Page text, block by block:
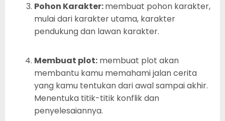
Pohon Karakter:membuat pohon karakter,
mulai dari karakter utama, karakter
pendukung dan lawan karakter.
Membuat plot: membuat plot akan
membantu kamu memahami jalan cerita
yang kamu tentukan dari awal sampai akhir.
Menentuka titik-titik konflik dan
penyelesaiannya.